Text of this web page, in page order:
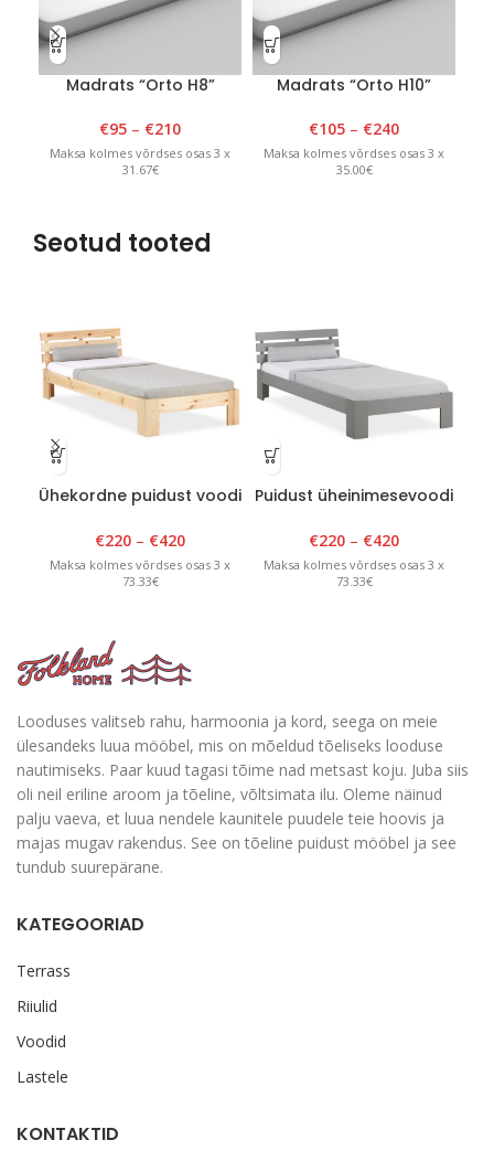
Madrats “Orto H8”
€95 – €210
Maksa kolmes võrdses osas 3 x
31.67€
Madrats “Orto H10”
€105 – €240
Maksa kolmes võrdses osas 3 x
35.00€
Seotud tooted
Ühekordne puidust voodi
€220 – €420
Maksa kolmes võrdses osas 3 x
73.33€
Puidust üheinimesevoodi
€220 – €420
Maksa kolmes võrdses osas 3 x
73.33€
Looduses valitseb rahu, harmoonia ja kord, seega on meie
ülesandeks luua mööbel, mis on mõeldud tõeliseks looduse
nautimiseks. Paar kuud tagasi tõime nad metsast koju. Juba siis
oli neil eriline aroom ja tõeline, võltsimata ilu. Oleme näinud
palju vaeva, et luua nendele kaunitele puudele teie hoovis ja
majas mugav rakendus. See on tõeline puidust mööbel ja see
tundub suurepärane.
KATEGOORIAD
Terrass
Riiulid
Voodid
Lastele
KONTAKTID